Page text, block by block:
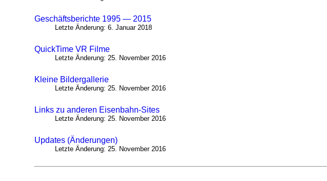
Geschäftsberichte 1995 — 2015
Letzte Änderung: 6. Januar 2018
QuickTime VR Filme
Letzte Änderung: 25. November 2016
Kleine Bildergallerie
Letzte Änderung: 25. November 2016
Links zu anderen Eisenbahn-Sites
Letzte Änderung: 25. November 2016
Updates (Änderungen)
Letzte Änderung: 25. November 2016